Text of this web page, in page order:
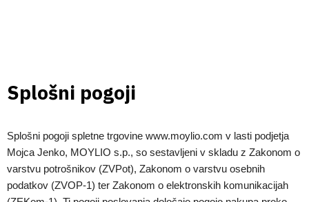
Splošni pogoji
Splošni pogoji spletne trgovine www.moylio.com v lasti podjetja
Mojca Jenko, MOYLIO s.p., so sestavljeni v skladu z Zakonom o
varstvu potrošnikov (ZVPot), Zakonom o varstvu osebnih
podatkov (ZVOP-1) ter Zakonom o elektronskih komunikacijah